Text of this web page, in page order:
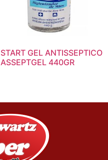
START GEL ANTISSEPTICO
ASSEPTGEL 440GR